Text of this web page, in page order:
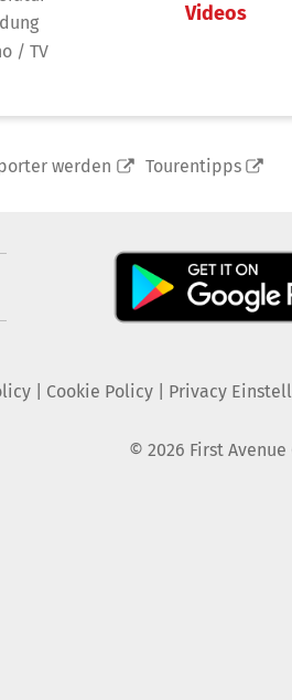
/ TV
Videos
werden Tourentipps
| Cookie Policy| Privacy
© 2026 First Avenue